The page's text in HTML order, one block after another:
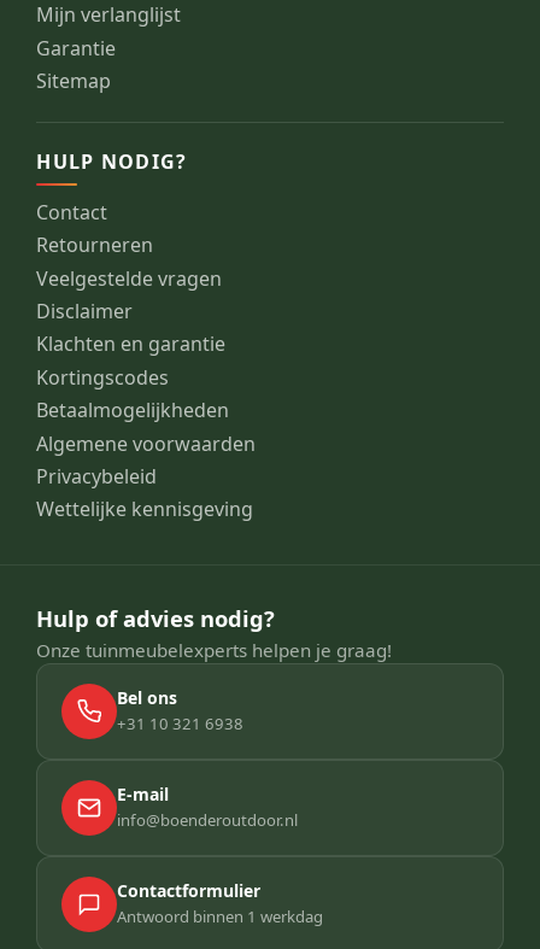
Mijn verlanglijst
Garantie
Sitemap
HULP NODIG?
Contact
Retourneren
Veelgestelde vragen
Disclaimer
Klachten en garantie
Kortingscodes
Betaalmogelijkheden
Algemene voorwaarden
Privacybeleid
Wettelijke kennisgeving
Hulp of advies nodig?
Onze tuinmeubelexperts helpen je graag!
Bel ons
+31 10 321 6938
E-mail
info@boenderoutdoor.nl
Contactformulier
Antwoord binnen 1 werkdag